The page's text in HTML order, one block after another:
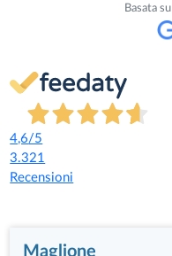
Basata su
4,6/5
3.321
Recensioni
Maglione